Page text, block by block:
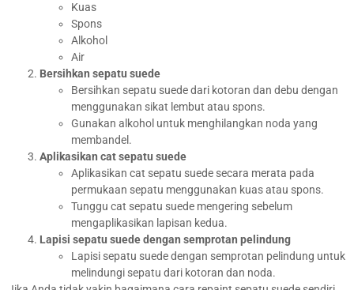
Kuas
Spons
Alkohol
Air
Bersihkan sepatu suede
Bersihkan sepatu suede dari kotoran dan debu dengan
menggunakan sikat lembut atau spons.
Gunakan alkohol untuk menghilangkan noda yang
membandel.
Aplikasikan cat sepatu suede
Aplikasikan cat sepatu suede secara merata pada
permukaan sepatu menggunakan kuas atau spons.
Tunggu cat sepatu suede mengering sebelum
mengaplikasikan lapisan kedua.
Lapisi sepatu suede dengan semprotan pelindung
Lapisi sepatu suede dengan semprotan pelindung untuk
melindungi sepatu dari kotoran dan noda.